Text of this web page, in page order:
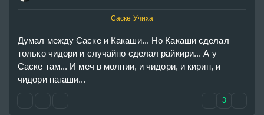
Саске Учиха
Думал между Саске и Какаши... Но Какаши сделал
только чидори и случайно сделал райкири... А у
Саске там... И меч в молнии, и чидори, и кирин, и
чидори нагаши...
3